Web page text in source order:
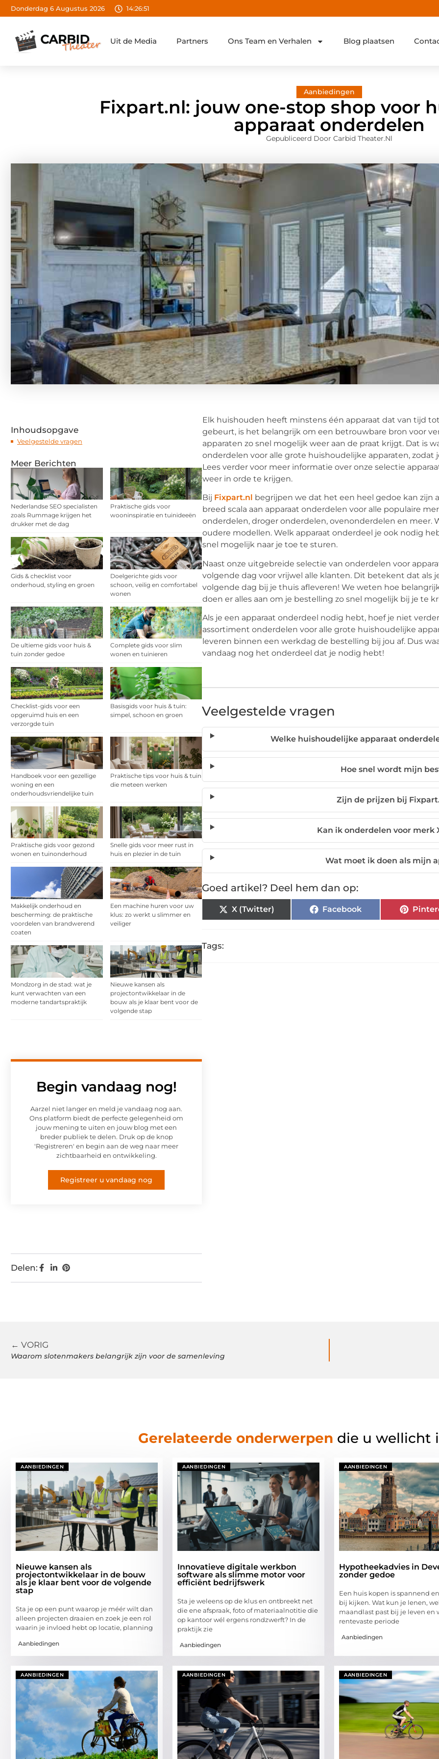
Donderdag 6 Augustus 2026 14:26:52
Uit de Media Partners Ons Team en Verhalen Blog plaatsen
Aanbiedingen
Fixpart.nl: jouw one-stop shop voor
apparaat onderdelen
Gepubliceerd Door Carbid Theater.nl
Inhoudsopgave
Veelgestelde vragen
Meer Berichten
Nederlandse SEO specialisten
zoals Rummage krijgen het
drukker met de dag
Praktische gids voor
wooninspiratie en tuinideeën
Gids & checklist voor
onderhoud, styling en groen
Doelgerichte gids voor
schoon, veilig en comfortabel
wonen
De ultieme gids voor huis &
tuin zonder gedoe
Complete gids voor slim
wonen en tuinieren
Checklist-gids voor een
opgeruimd huis en een
verzorgde tuin
Basisgids voor huis & tuin:
simpel, schoon en groen
Handboek voor een gezellige
woning en een
onderhoudsvriendelijke tuin
Praktische tips voor huis & tuin
die meteen werken
Praktische gids voor gezond
wonen en tuinonderhoud
Snelle gids voor meer rust in
huis en plezier in de tuin
Makkelijk onderhoud en
bescherming: de praktische
voordelen van brandwerend
coaten
Een machine huren voor uw
klus: zo werkt u slimmer en
veiliger
Mondzorg in de stad: wat je
kunt verwachten van een
moderne tandartspraktijk
Nieuwe kansen als
projectontwikkelaar in de
bouw als je klaar bent voor de
volgende stap
Begin vandaag nog!
Aarzel niet langer en meld je vandaag nog aan.
Ons platform biedt de perfecte gelegenheid om
jouw mening te uiten en jouw blog met een
breder publiek te delen. Druk op de knop
'Registreren' en begin aan de weg naar meer
zichtbaarheid en ontwikkeling.
Registreer u vandaag nog
Delen:
Elk huishouden heeft minstens één apparaat dat van tijd
gebeurt, is het belangrijk om een betrouwbare bron voor
apparaten zo snel mogelijk weer aan de praat krijgt. Dat is
onderdelen voor alle grote huishoudelijke apparaten,
Lees verder voor meer informatie over onze selectie
weer in orde te krijgen.
Bij Fixpart.nl begrijpen we dat het een heel gedoe kan zijn
breed scala aan apparaat onderdelen voor alle populaire
onderdelen, droger onderdelen, ovenonderdelen en meer.
oudere modellen. Welk apparaat onderdeel je ook nodig
snel mogelijk naar je toe te sturen.
Naast onze uitgebreide selectie van onderdelen voor
volgende dag voor vrijwel alle klanten. Dit betekent dat als
volgende dag bij je thuis afleveren! We weten hoe
doen er alles aan om je bestelling zo snel mogelijk bij je te
Als je een apparaat onderdeel nodig hebt, hoef je niet
assortiment onderdelen voor alle grote huishoudelijke
leveren binnen een werkdag de bestelling bij jou af. Dus
vandaag nog het onderdeel dat je nodig hebt!
Veelgestelde vragen
Welke huishoudelijke apparaat
Hoe snel wordt mijn
Zijn de prijzen bij
Kan ik onderdelen voor merk
Wat moet ik doen als mijn
Goed artikel? Deel hem dan op:
X (Twitter) Facebook
Tags:
← VORIG
Waarom slotenmakers belangrijk zijn voor de samenleving
Gerelateerde onderwerpen die u wellicht
AANBIEDINGEN
Nieuwe kansen als
projectontwikkelaar in de bouw
als je klaar bent voor de volgende
stap
Sta je op een punt waarop je méér wilt dan
alleen projecten draaien en zoek je een rol
waarin je invloed hebt op locatie, planning
Aanbiedingen
AANBIEDINGEN
Innovatieve digitale werkbon
software als slimme motor voor
efficiënt bedrijfswerk
Sta je weleens op de klus en ontbreekt net
die ene afspraak, foto of materiaalnotitie die
op kantoor wél ergens rondzwerft? In de
praktijk zie
Aanbiedingen
AANBIEDINGEN
Hypotheekadvies in
zonder gedoe
Een huis kopen is spannend
bij kijken. Wat kun je lenen,
maandlast past bij je leven en
rentevaste periode
Aanbiedingen
AANBIEDINGEN AANBIEDINGEN AANBIEDINGEN